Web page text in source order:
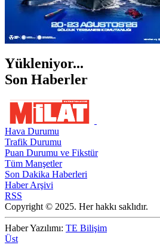
Yükleniyor...
Son Haberler
Hava Durumu
Trafik Durumu
Puan Durumu ve Fikstür
Tüm Manşetler
Son Dakika Haberleri
Haber Arşivi
RSS
Copyright © 2025. Her hakkı saklıdır.
Haber Yazılımı: TE Bilişim
Üst